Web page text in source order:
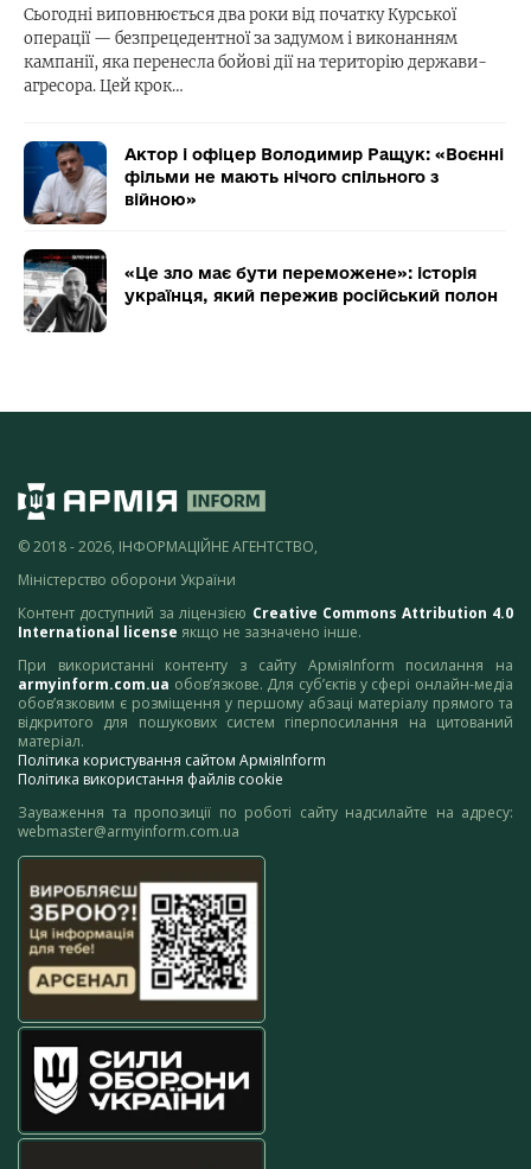
Сьогодні виповнюється два роки від початку Курської
операції — безпрецедентної за задумом і виконанням
кампанії, яка перенесла бойові дії на територію держави-
агресора. Цей крок…
Актор і офіцер Володимир Ращук: «Воєнні
фільми не мають нічого спільного з
війною»
«Це зло має бути переможене»: історія
українця, який пережив російський полон
© 2018 - 2026, ІНФОРМАЦІЙНЕ АГЕНТСТВО,
Міністерство оборони України
Контент доступний за ліцензією Creative Commons Attribution 4.0
International license якщо не зазначено інше.
При використанні контенту з сайту АрміяInform посилання на
armyinform.com.ua обов’язкове. Для суб’єктів у сфері онлайн-медіа
обов’язковим є розміщення у першому абзаці матеріалу прямого та
відкритого для пошукових систем гіперпосилання на цитований
матеріал.
Політика користування сайтом АрміяInform
Політика використання файлів cookie
Зауваження та пропозиції по роботі сайту надсилайте на адресу:
webmaster@armyinform.com.ua